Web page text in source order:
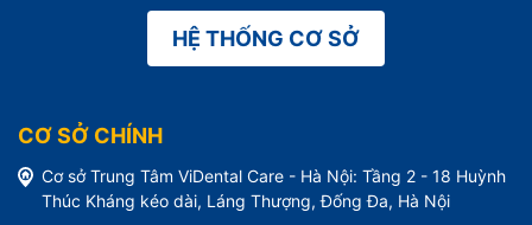
HỆ THỐNG CƠ SỞ
CƠ SỞ CHÍNH
Cơ sở Trung Tâm ViDental Care - Hà Nội: Tầng 2 - 18 Huỳnh
Thúc Kháng kéo dài, Láng Thượng, Đống Đa, Hà Nội